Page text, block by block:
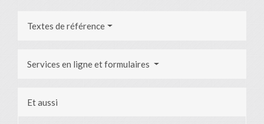
Textes de référence
Services en ligne et formulaires
Et aussi